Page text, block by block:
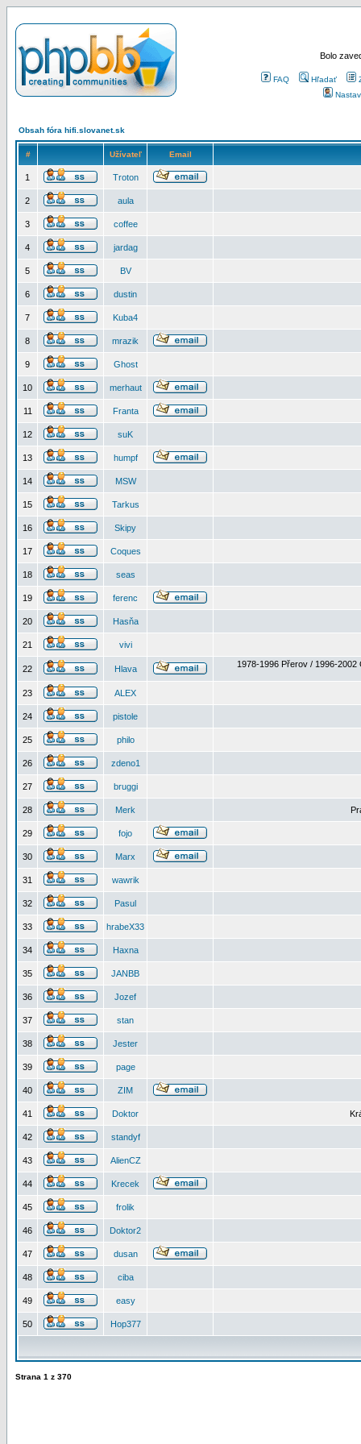
Bolo
FAQ Hľadať
Obsah fóra hifi.slovanet.sk
# Užívateľ Email
1 Troton
2 aula
3 coffee
4 jardag
5 BV
6 dustin
7 Kuba4
8 mrazik
9 Ghost
10 merhaut
11 Franta
12 suK
13 humpf
14 MSW
15 Tarkus
16 Skipy
17 Coques
18 seas
19 ferenc
20 Hasňa
21 vivi
22 Hlava 1978-1996 Přerov / 1996-2002
23 ALEX
24 pistole
25 philo
26 zdeno1
27 bruggi
28 Merk
29 fojo
30 Marx
31 wawrik
32 Pasul
33 hrabeX33
34 Haxna
35 JANBB
36 Jozef
37 stan
38 Jester
39 page
40 ZIM
41 Doktor
42 standyf
43 AlienCZ
44 Krecek
45 frolik
46 Doktor2
47 dusan
48 ciba
49 easy
50 Hop377
Strana 1 z 370